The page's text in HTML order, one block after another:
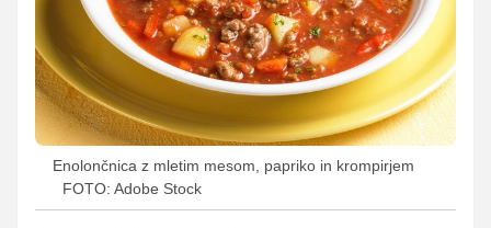
Enolončnica z mletim mesom, papriko in krompirjem
FOTO: Adobe Stock